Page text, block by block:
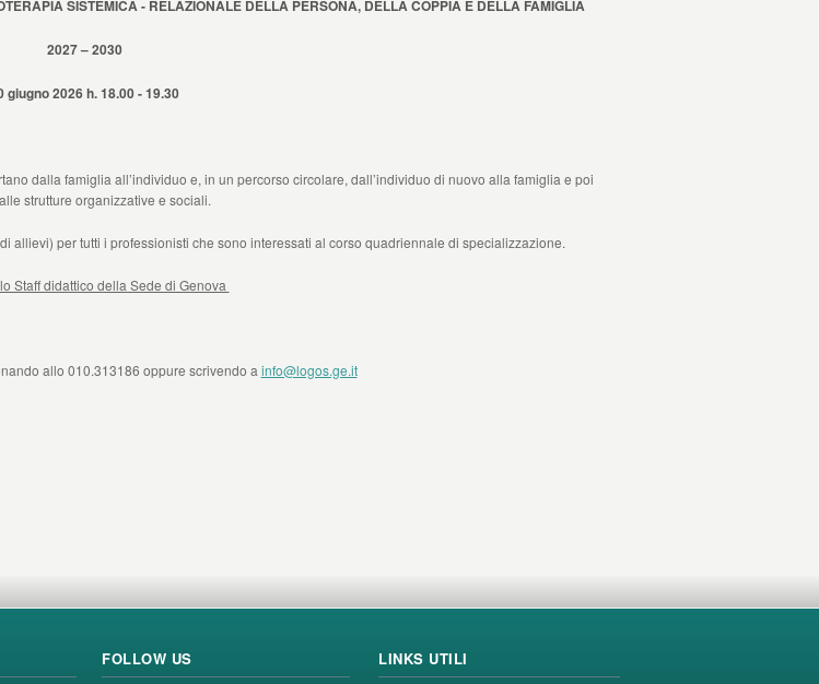
SISTEMICA - RELAZIONALE DELLA PERSONA, DELLA COPPIA E DELLA FAMIGLIA
2027 – 2030
giugno 2026 h. 18.00 - 19.30
dalla famiglia all’individuo e, in un percorso circolare, dall’individuo di nuovo alla famiglia e poi
strutture organizzative e sociali.
allievi) per tutti i professionisti che sono interessati al corso quadriennale di specializzazione.
Staff didattico della Sede di Genova
allo 010.313186 oppure scrivendo a info@logos.ge.it
FOLLOW US LINKS UTILI